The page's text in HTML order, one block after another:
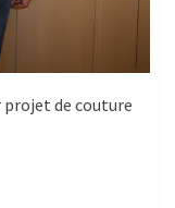
projet de couture